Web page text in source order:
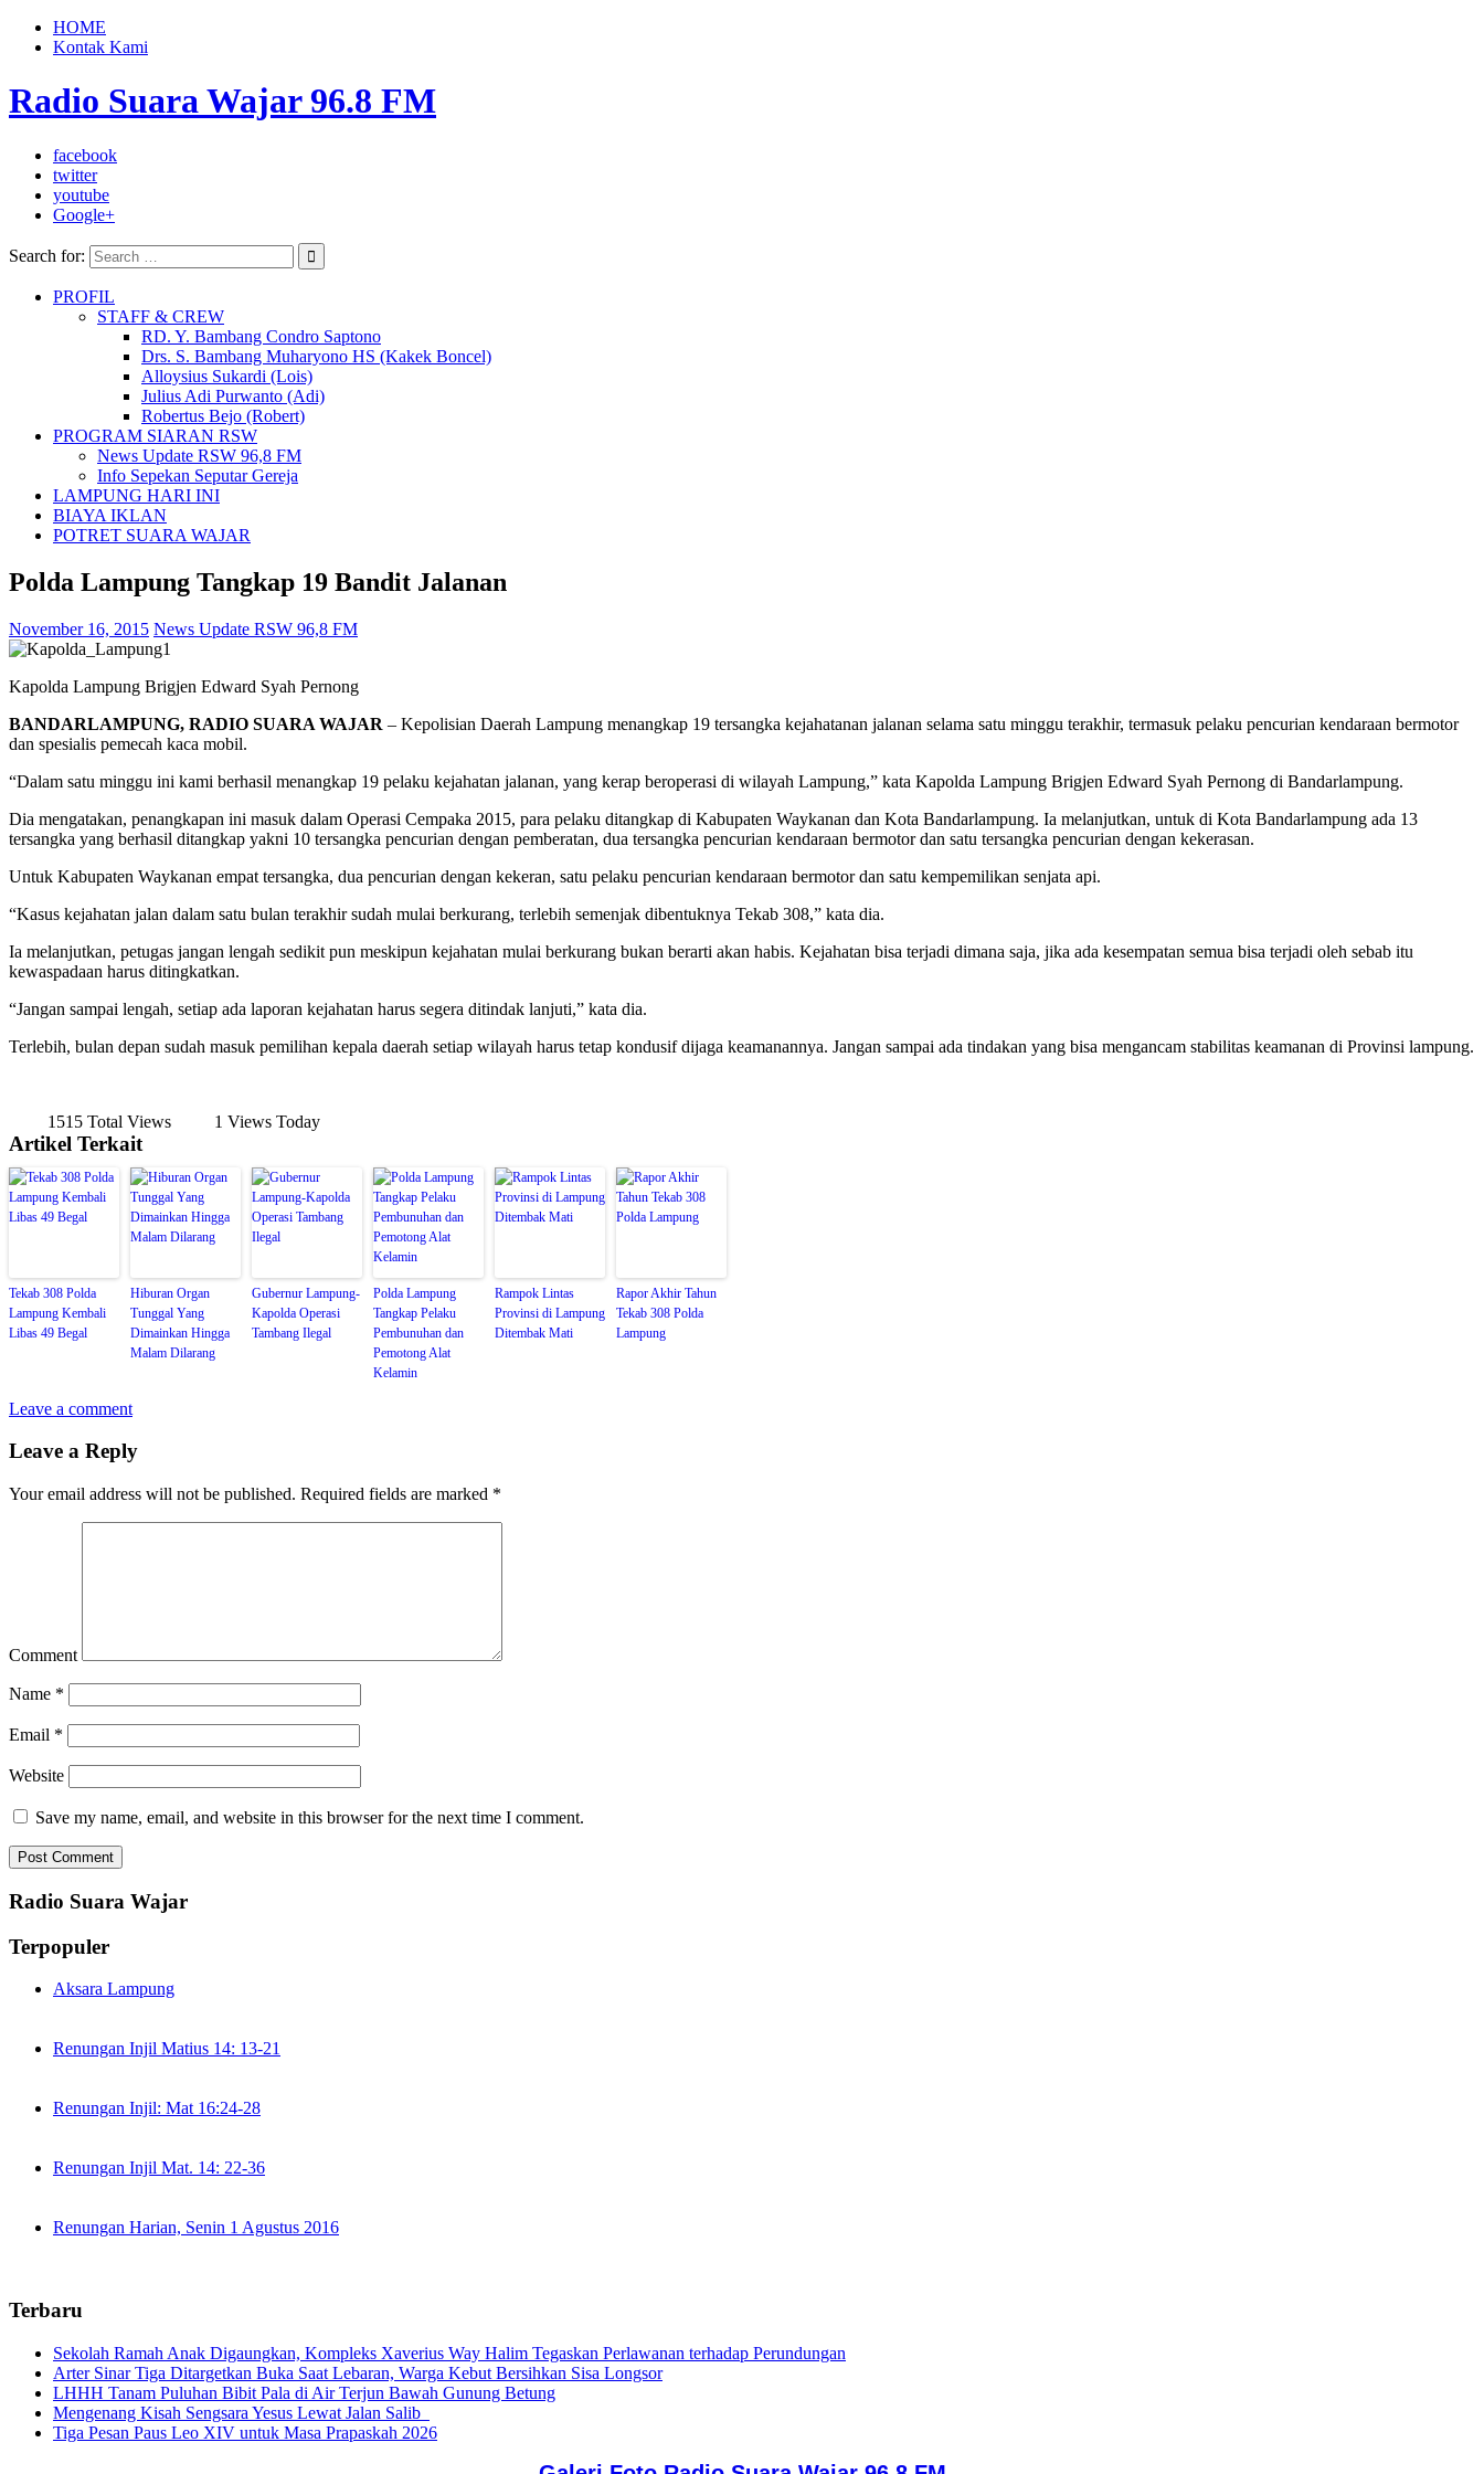
HOME
Kontak Kami
Radio Suara Wajar 96.8 FM
facebook
twitter
youtube
Google+
Search for:
PROFIL
STAFF & CREW
RD. Y. Bambang Condro Saptono
Drs. S. Bambang Muharyono HS (Kakek Boncel)
Alloysius Sukardi (Lois)
Julius Adi Purwanto (Adi)
Robertus Bejo (Robert)
PROGRAM SIARAN RSW
News Update RSW 96,8 FM
Info Sepekan Seputar Gereja
LAMPUNG HARI INI
BIAYA IKLAN
POTRET SUARA WAJAR
Polda Lampung Tangkap 19 Bandit Jalanan
November 16, 2015 News Update RSW 96,8 FM
Kapolda Lampung Brigjen Edward Syah Pernong
BANDARLAMPUNG, RADIO SUARA WAJAR – Kepolisian Daerah Lampung menangkap 19 tersangka kejahatanan jalanan selama satu minggu terakhir, termasuk pelaku pencurian kendaraan bermotor
dan spesialis pemecah kaca mobil.
“Dalam satu minggu ini kami berhasil menangkap 19 pelaku kejahatan jalanan, yang kerap beroperasi di wilayah Lampung,” kata Kapolda Lampung Brigjen Edward Syah Pernong di Bandarlampung.
Dia mengatakan, penangkapan ini masuk dalam Operasi Cempaka 2015, para pelaku ditangkap di Kabupaten Waykanan dan Kota Bandarlampung. Ia melanjutkan, untuk di Kota Bandarlampung ada 13
tersangka yang berhasil ditangkap yakni 10 tersangka pencurian dengan pemberatan, dua tersangka pencurian kendaraan bermotor dan satu tersangka pencurian dengan kekerasan.
Untuk Kabupaten Waykanan empat tersangka, dua pencurian dengan kekeran, satu pelaku pencurian kendaraan bermotor dan satu kempemilikan senjata api.
“Kasus kejahatan jalan dalam satu bulan terakhir sudah mulai berkurang, terlebih semenjak dibentuknya Tekab 308,” kata dia.
Ia melanjutkan, petugas jangan lengah sedikit pun meskipun kejahatan mulai berkurang bukan berarti akan habis. Kejahatan bisa terjadi dimana saja, jika ada kesempatan semua bisa terjadi oleh sebab itu
kewaspadaan harus ditingkatkan.
“Jangan sampai lengah, setiap ada laporan kejahatan harus segera ditindak lanjuti,” kata dia.
Terlebih, bulan depan sudah masuk pemilihan kepala daerah setiap wilayah harus tetap kondusif dijaga keamanannya. Jangan sampai ada tindakan yang bisa mengancam stabilitas keamanan di Provinsi lampung.
1515 Total Views 1 Views Today
Artikel Terkait
Tekab 308 Polda
Lampung Kembali
Libas 49 Begal
Hiburan Organ
Tunggal Yang
Dimainkan Hingga
Malam Dilarang
Gubernur Lampung-
Kapolda Operasi
Tambang Ilegal
Polda Lampung
Tangkap Pelaku
Pembunuhan dan
Pemotong Alat
Kelamin
Rampok Lintas
Provinsi di Lampung
Ditembak Mati
Rapor Akhir Tahun
Tekab 308 Polda
Lampung
Leave a comment
Leave a Reply
Your email address will not be published. Required fields are marked *
Comment
Name *
Email *
Website
Save my name, email, and website in this browser for the next time I comment.
Radio Suara Wajar
Terpopuler
Aksara Lampung
Renungan Injil Matius 14: 13-21
Renungan Injil: Mat 16:24-28
Renungan Injil Mat. 14: 22-36
Renungan Harian, Senin 1 Agustus 2016
Terbaru
Sekolah Ramah Anak Digaungkan, Kompleks Xaverius Way Halim Tegaskan Perlawanan terhadap Perundungan
Arter Sinar Tiga Ditargetkan Buka Saat Lebaran, Warga Kebut Bersihkan Sisa Longsor
LHHH Tanam Puluhan Bibit Pala di Air Terjun Bawah Gunung Betung
Mengenang Kisah Sengsara Yesus Lewat Jalan Salib
Tiga Pesan Paus Leo XIV untuk Masa Prapaskah 2026